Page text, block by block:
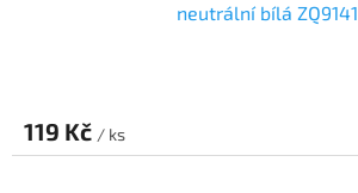
neutrální bílá ZQ9141
119 Kč / ks